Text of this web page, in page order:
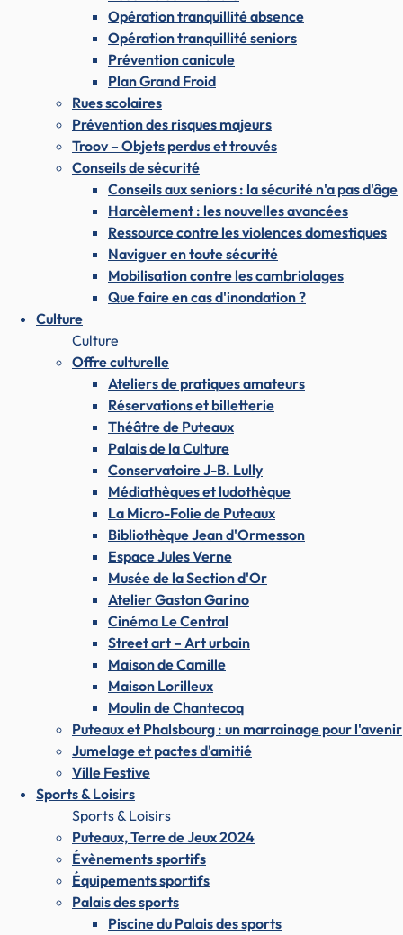
Opération tranquillité absence
Opération tranquillité seniors
Prévention canicule
Plan Grand Froid
Rues scolaires
Prévention des risques majeurs
Troov – Objets perdus et trouvés
Conseils de sécurité
Conseils aux seniors : la sécurité n'a pas d'âge
Harcèlement : les nouvelles avancées
Ressource contre les violences domestiques
Naviguer en toute sécurité
Mobilisation contre les cambriolages
Que faire en cas d'inondation ?
Culture
Culture
Offre culturelle
Ateliers de pratiques amateurs
Réservations et billetterie
Théâtre de Puteaux
Palais de la Culture
Conservatoire J-B. Lully
Médiathèques et ludothèque
La Micro-Folie de Puteaux
Bibliothèque Jean d'Ormesson
Espace Jules Verne
Musée de la Section d'Or
Atelier Gaston Garino
Cinéma Le Central
Street art – Art urbain
Maison de Camille
Maison Lorilleux
Moulin de Chantecoq
Puteaux et Phalsbourg : un marrainage pour l'avenir
Jumelage et pactes d'amitié
Ville Festive
Sports & Loisirs
Sports & Loisirs
Puteaux, Terre de Jeux 2024
Évènements sportifs
Équipements sportifs
Palais des sports
Piscine du Palais des sports